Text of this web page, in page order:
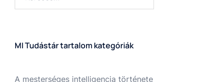
MI Tudástár tartalom kategóriák
A mesterséges intelligencia története